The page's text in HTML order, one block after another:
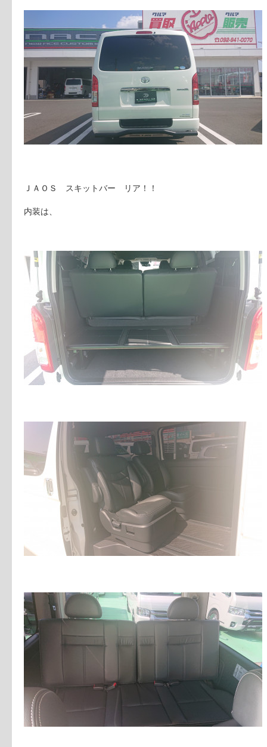
ＪＡＯＳ スキットバー リア！！
内装は、